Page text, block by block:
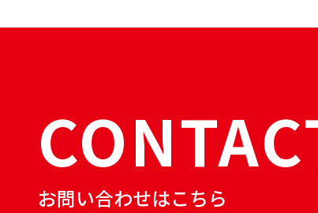
お問い合わせはこちら